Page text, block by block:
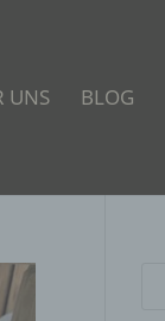
UNS BLOG